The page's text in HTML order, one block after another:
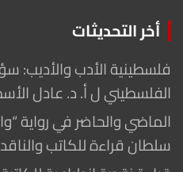
أخر التحديثات
فلسطينية الأدب والأديب:
الفلسطيني ل أ. د. عادل
الماضي والحاضر في رواية
سلطان قراءة للكاتب والناقد